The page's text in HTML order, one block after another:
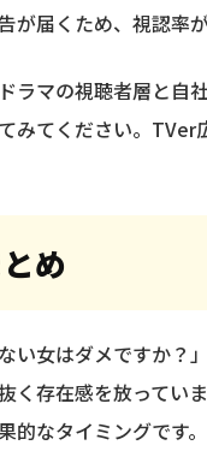
が届くため、視認率
ドラマの視聴者層と
みてください。TVer
め
ない女はダメですか
く存在感を放ってい
的なタイミングです。